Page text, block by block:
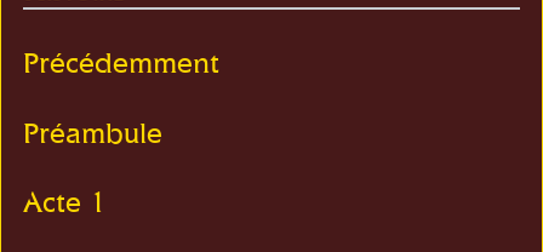
Précédemment
Préambule
Acte 1